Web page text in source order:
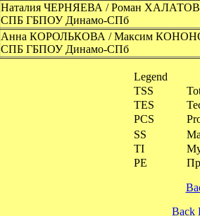
Наталия ЧЕРНЯЕВА / Роман ХАЛАТОВ
СПБ ГБПОУ Динамо-СПб
Анна КОРОЛЬКОВА / Максим
СПБ ГБПОУ Динамо-СПб
Legend
TSS
TES
PCS
SS
TI
PE
Back